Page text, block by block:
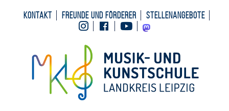
Kontakt Freunde und Förderer
Stellenangebote
InstagramFacebookYoutubeMastodon